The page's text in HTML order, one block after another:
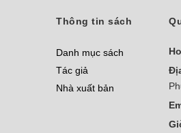
Thông tin sách
Danh mục sách
Tác giả
Nhà xuất bản